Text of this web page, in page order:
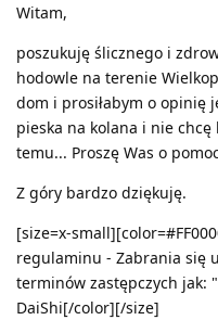
Witam,
poszukuję ślicznego i
hodowle na terenie
dom i prosiłabym o opinię
pieska na kolana i nie
temu... Proszę Was o
Z góry bardzo dziękuję.
[size=x-
regulaminu - Zabrania się
terminów zastępczych
DaiShi[/color][/size]